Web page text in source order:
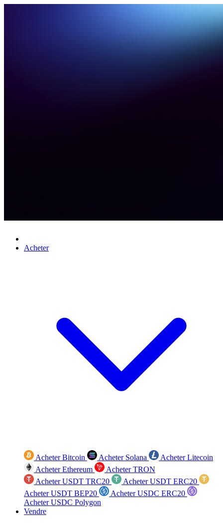
Acheter
Acheter Bitcoin Acheter Solana
Acheter Litecoin
Acheter Ethereum
Acheter TRON
Acheter USDT TRC20
Acheter USDT ERC20
Acheter USDT BEP20
Acheter USDC ERC20
Acheter USDC Polygon
Vendre